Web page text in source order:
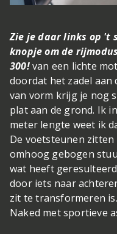
Zie je daar links op 't
knopje om de
300!van een lichte
doordat het zadel aan
van vorm krijg je nog
plat aan de grond. Ik
meter lengte weet ik
De voetsteunen
omhoog gebogen
wat heeft
door iets naar
zit te transformeren
Naked met sportieve